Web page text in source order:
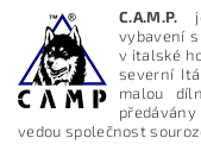
C.A.M.P.
vybavení
v italské
severní
malou
vedou společnost